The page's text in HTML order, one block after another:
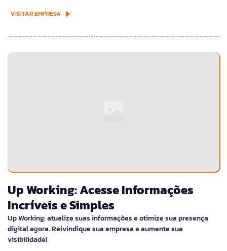
VISITAR EMPRESA
Up Working: Acesse Informações
Incríveis e Simples
Up Working: atualize suas informações e otimize sua presença
digital agora. Reivindique sua empresa e aumente sua
visibilidade!